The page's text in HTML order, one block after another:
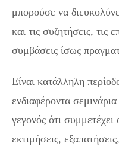
μπορούσε να
και τις συζητήσεις, τις
συμβάσεις ίσως
Είναι κατάλληλη
ενδιαφέροντα
γεγονός ότι
εκτιμήσεις,